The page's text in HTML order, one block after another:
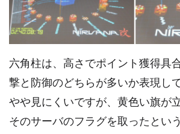
六角柱は、高さでポイント獲得具
撃と防御のどちらが多いか表現し
やや見にくいですが、黄色い旗が
そのサーバのフラグを取ったとい